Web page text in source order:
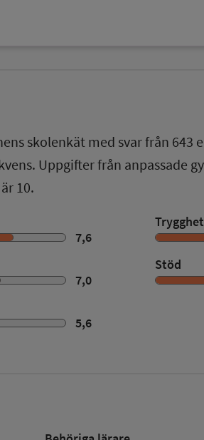
skolenkät med svar från 643
Uppgifter från anpassade
10.
7,6
Trygghet
7,0
Stöd
5,6